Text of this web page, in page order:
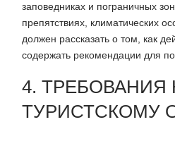
заповедниках и пограничных
препятствиях, климатических
должен рассказать о том, как
содержать рекомендации для
4. ТРЕБОВАНИЯ
ТУРИСТСКОМУ